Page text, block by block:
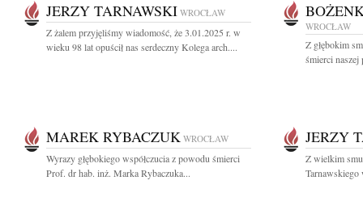
JERZY TARNAWSKI WROCŁAW
Z żalem przyjęliśmy wiadomość, że 3.01.2025 r. w
wieku 98 lat opuścił nas serdeczny Kolega arch....
WROCŁAW
Z głębokim
śmierci
MAREK RYBACZUK WROCŁAW
Wyrazy głębokiego współczucia z powodu śmierci
Prof. dr hab. inż. Marka Rybaczuka...
JERZY
Z wielkim
Tarnawskiego